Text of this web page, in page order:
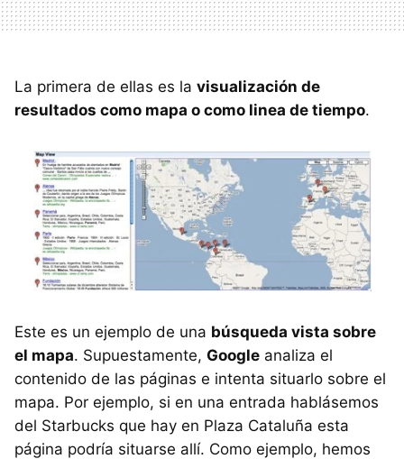
La primera de ellas es la visualización de
resultados como mapa o como linea de tiempo.
Este es un ejemplo de una búsqueda vista sobre
el mapa. Supuestamente, Google analiza el
contenido de las páginas e intenta situarlo sobre el
mapa. Por ejemplo, si en una entrada hablásemos
del Starbucks que hay en Plaza Cataluña esta
página podría situarse allí. Como ejemplo, hemos